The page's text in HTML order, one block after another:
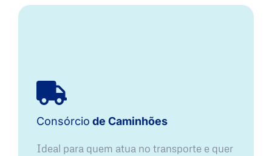
Consórcio de Caminhões
Ideal para quem atua no transporte e quer